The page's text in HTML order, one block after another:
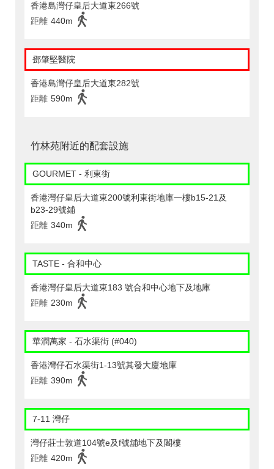
香港島灣仔皇后大道東266號
距離 440m
鄧肇堅醫院
香港島灣仔皇后大道東282號
距離 590m
竹林苑附近的配套設施
GOURMET - 利東街
香港灣仔皇后大道東200號利東街地庫一樓b15-21及
b23-29號鋪
距離 340m
TASTE - 合和中心
香港灣仔皇后大道東183 號合和中心地下及地庫
距離 230m
華潤萬家 - 石水渠街 (#040)
香港灣仔石水渠街1-13號其發大廈地庫
距離 390m
7-11 灣仔
灣仔莊士敦道104號e及f號舖地下及閣樓
距離 420m